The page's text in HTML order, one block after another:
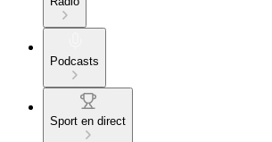
Podcasts
Sport en direct